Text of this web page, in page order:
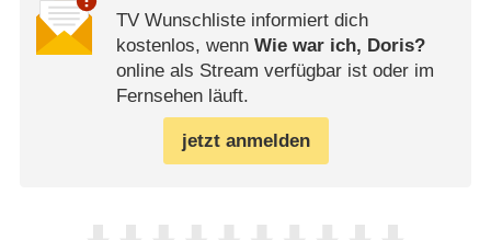
TV Wunschliste informiert dich
kostenlos, wenn Wie war ich, Doris?
online als Stream verfügbar ist oder im
Fernsehen läuft.
jetzt anmelden